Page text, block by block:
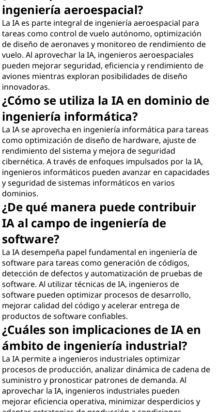
ingeniería aeroespacial?
La IA es parte integral de ingeniería aeroespacial para
tareas como control de vuelo autónomo, optimización
de diseño de aeronaves y monitoreo de rendimiento de
vuelo. Al aprovechar la IA, ingenieros aeroespaciales
pueden mejorar seguridad, eficiencia y rendimiento de
aviones mientras exploran posibilidades de diseño
innovadoras.
¿Cómo se utiliza la IA en dominio de
ingeniería informática?
La IA se aprovecha en ingeniería informática para tareas
como optimización de diseño de hardware, ajuste de
rendimiento del sistema y mejora de seguridad
cibernética. A través de enfoques impulsados por la IA,
ingenieros informáticos pueden avanzar en capacidades
y seguridad de sistemas informáticos en varios
dominios.
¿De qué manera puede contribuir
IA al campo de ingeniería de
software?
La IA desempeña papel fundamental en ingeniería de
software para tareas como generación de códigos,
detección de defectos y automatización de pruebas de
software. Al utilizar técnicas de IA, ingenieros de
software pueden optimizar procesos de desarrollo,
mejorar calidad del código y acelerar entrega de
productos de software confiables.
¿Cuáles son implicaciones de IA en
ámbito de ingeniería industrial?
La IA permite a ingenieros industriales optimizar
procesos de producción, analizar dinámica de cadena de
suministro y pronosticar patrones de demanda. Al
aprovechar la IA, ingenieros industriales pueden
mejorar eficiencia operativa, minimizar desperdicios y